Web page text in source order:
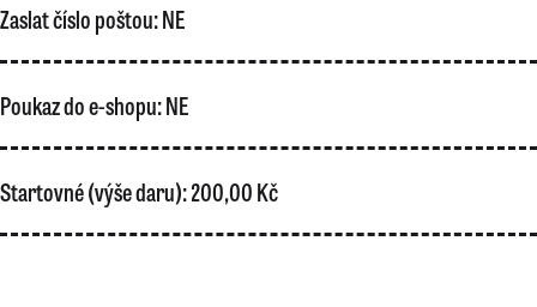
Zaslat číslo poštou:NE
Poukaz do e-shopu:NE
Startovné (výše daru):200,00 Kč